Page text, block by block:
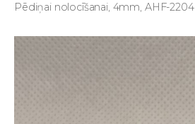
Pēdiņai nolocīšanai, 4mm, AHF-2204